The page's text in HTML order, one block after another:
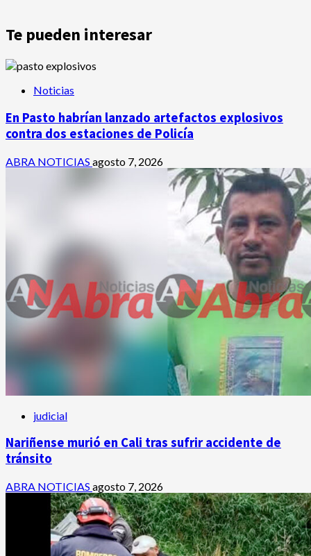
Te pueden interesar
Noticias
En Pasto habrían lanzado artefactos explosivos
contra dos estaciones de Policía
ABRA NOTICIAS agosto 7, 2026
judicial
Nariñense murió en Cali tras sufrir accidente de
tránsito
ABRA NOTICIAS agosto 7, 2026